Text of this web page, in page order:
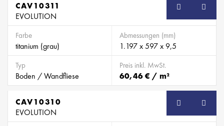
CAV10311
EVOLUTION
Farbe
titanium (grau)
Abmessungen (mm)
1.197 x 597 x 9,5
Typ
Boden / Wandfliese
Preis inkl. MwSt.
60,46 € / m²
CAV10310
EVOLUTION